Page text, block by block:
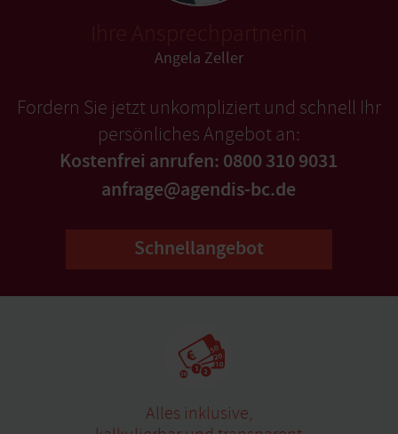
Ihre Ansprechpartnerin
Angela Zeller
Fordern Sie jetzt unkompliziert und schnell Ihr
persönliches Angebot an:
Kostenfrei anrufen: 0800 310 9031
anfrage@agendis-bc.de
Schnellangebot
Alles inklusive,